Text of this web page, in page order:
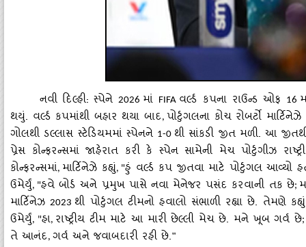
નવી દિલ્હી: સ્પેને 2026 માં FIFA વર્લ્ડ કપના રાઉન્ડ ઓફ 16
થયું. વર્લ્ડ કપમાંથી બહાર થયા બાદ , પોર્ટુગલના કોચ રોબર્ટો
ગોલથી ડલ્લાસ સ્ટેડિયમમાં સ્પેનને 1-0 થી સાંકડી જીત મળી. આ
પ્રેસ કોન્ફરન્સમાં જાહેરાત કરી કે સ્પેન સામેની મેચ પોર્ટુગીઝ
કોન્ફરન્સમાં, માર્ટિનેઝે કહ્યું, "હું વર્લ્ડ કપ જીતવા માટે પોર્ટુગલ આવ્યો
ઉમેર્યું, "હવે બોર્ડ અને પ્રમુખ પાસે નવા મેનેજર પસંદ કરવાની તક છે;
માર્ટિનેઝ2023 થી પોર્ટુગલ ટીમનો હવાલો સંભાળી રહ્યા છે. તેમણે
ઉમેર્યું, "હા, રાષ્ટ્રીય ટીમ માટે આ મારી છેલ્લી મેચ છે. મને ખૂબ ગર્વ છે
તે આનંદ , ગર્વ અને જવાબદારી રહી છે."